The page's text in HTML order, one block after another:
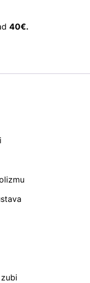
40€.